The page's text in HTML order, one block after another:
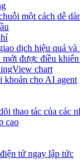
một cách dễ
dịch hiệu quả
mới được điều
chart
khoản cho AI agent
thao tác của các
cao
tử ngay lập tức